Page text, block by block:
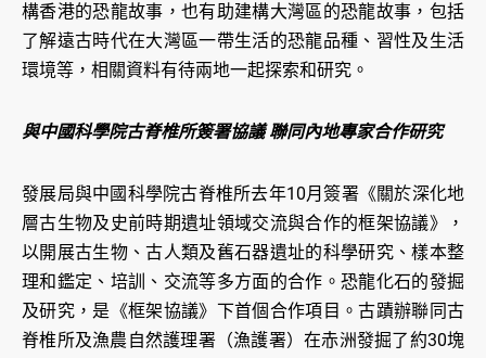
構香港的恐龍故事，也有助建構大灣區的恐龍故事，包括
了解遠古時代在大灣區一帶生活的恐龍品種、習性及生活
環境等，相關資料有待兩地一起探索和研究。
與中國科學院古脊椎所簽署協議 聯同內地專家合作研究
發展局與中國科學院古脊椎所去年10月簽署《關於深化地
層古生物及史前時期遺址領域交流與合作的框架協議》，
以開展古生物、古人類及舊石器遺址的科學研究、樣本整
理和鑑定、培訓、交流等多方面的合作。恐龍化石的發掘
及研究，是《框架協議》下首個合作項目。古蹟辦聯同古
脊椎所及漁農自然護理署（漁護署）在赤洲發掘了約30塊